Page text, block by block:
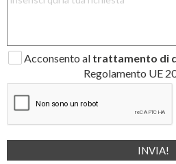
Acconsento al trattamento di
Regolamento UE